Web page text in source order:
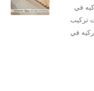
في
تركيب
في